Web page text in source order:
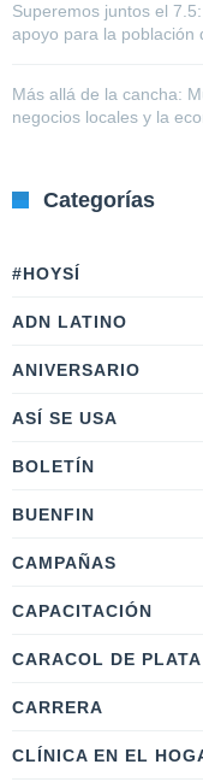
Superemos juntos el
apoyo para la población
Más allá de la cancha:
negocios locales y la
Categorías
#HOYSÍ
ADN LATINO
ANIVERSARIO
ASÍ SE USA
BOLETÍN
BUENFIN
CAMPAÑAS
CAPACITACIÓN
CARACOL DE PLATA
CARRERA
CLÍNICA EN EL